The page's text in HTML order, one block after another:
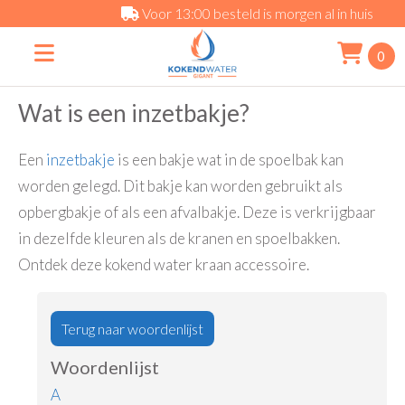
Voor 13:00 besteld is morgen al in huis
0
Wat is een inzetbakje?
Een inzetbakje is een bakje wat in de spoelbak kan
worden gelegd. Dit bakje kan worden gebruikt als
opbergbakje of als een afvalbakje. Deze is verkrijgbaar
in dezelfde kleuren als de kranen en spoelbakken.
Ontdek deze kokend water kraan accessoire.
Terug naar woordenlijst
Woordenlijst
A